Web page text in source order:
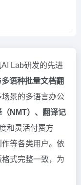
Lab研发的先进
语种批量文档翻
景的多语言办公
NMT）、翻译记
和灵活付费方
等各类用户。依
式完整一致，为